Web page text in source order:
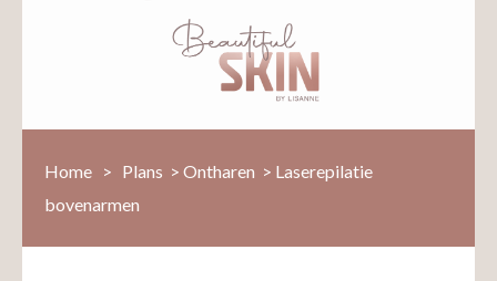
Home > Plans > Ontharen > Laserepilatie
bovenarmen